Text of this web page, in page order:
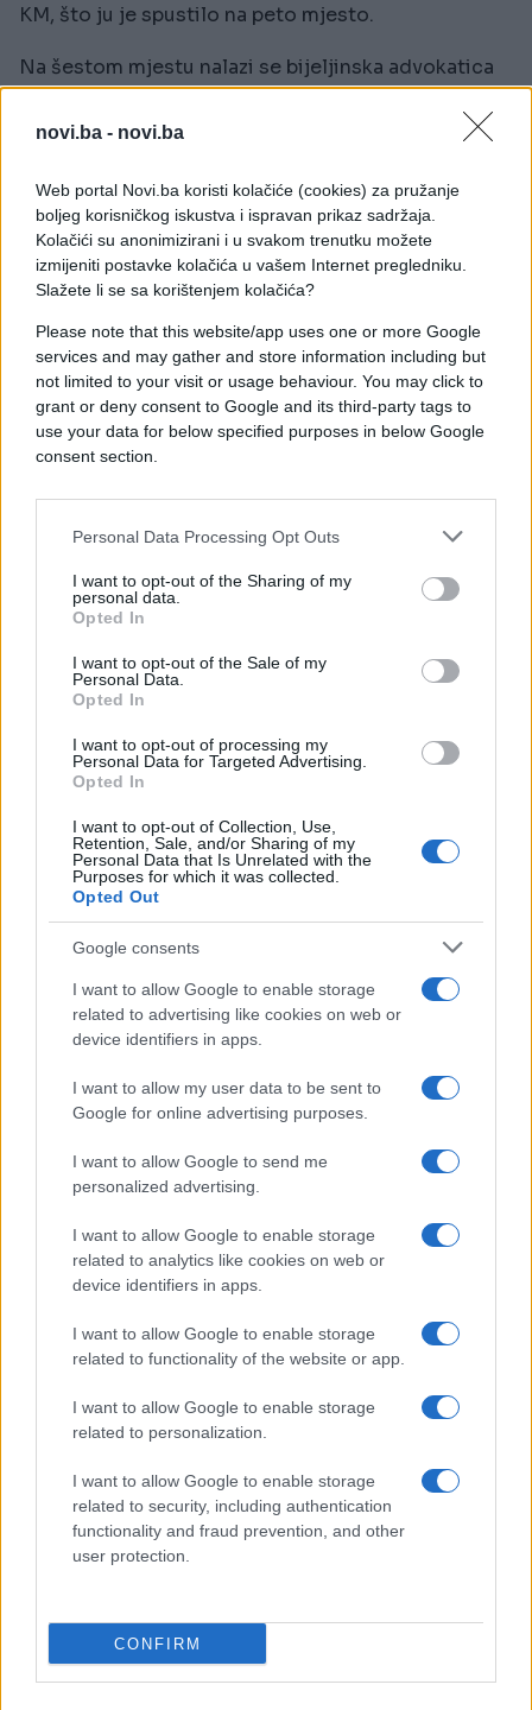
novi.ba - novi.ba
Web portal Novi.ba koristi kolačiće (cookies) za pružanje
boljeg korisničkog iskustva i ispravan prikaz sadržaja.
Kolačići su anonimizirani i u svakom trenutku možete
izmijeniti postavke kolačića u vašem Internet pregledniku.
Slažete li se sa korištenjem kolačića?
Please note that this website/app uses one or more Google
services and may gather and store information including but
not limited to your visit or usage behaviour. You may click to
grant or deny consent to Google and its third-party tags to
use your data for below specified purposes in below Google
consent section.
Personal Data Processing Opt Outs
I want to opt-out of the Sharing of my
personal data.
Opted In
I want to opt-out of the Sale of my
Personal Data.
Opted In
I want to opt-out of processing my
Personal Data for Targeted Advertising.
Opted In
I want to opt-out of Collection, Use,
Retention, Sale, and/or Sharing of my
Personal Data that Is Unrelated with the
Purposes for which it was collected.
Opted Out
Google consents
I want to allow Google to enable storage
related to advertising like cookies on web or
device identifiers in apps.
I want to allow my user data to be sent to
Google for online advertising purposes.
I want to allow Google to send me
personalized advertising.
I want to allow Google to enable storage
related to analytics like cookies on web or
device identifiers in apps.
I want to allow Google to enable storage
related to functionality of the website or app.
I want to allow Google to enable storage
related to personalization.
I want to allow Google to enable storage
related to security, including authentication
functionality and fraud prevention, and other
user protection.
CONFIRM
KM, što ju je spustilo na peto mjesto.
Na šestom mjestu nalazi se bijeljinska advokatica
Vesna Stevanović sa zaradom od 466.000 KM. Iako
je poboljšala rezultat u odnosu na prethodnu
Slijedi banjalučki advokat Miljkan Pucar sa 346.000
KM, znatno manje nego godinu ranije kada je imao
529.000 KM i bio drugi na listi.
je prošle godine imao dobit od 284.000 KM, dok je
ranije ostvarivao znatno više iznose – 360.000 KM,
odnosno 476.000 KM godinu prije toga.
Ko zatvara listu
Listu deset najplaćenijih advokata zatvaraju bivši
i bijeljinski advokat Miloš Stevanović, koji su prošle
godine zaradili po 87.000 KM.
Rakić je 2024. imao dobit od 267.000 KM, dok je
Stevanović godinu ranije imao 129.000 KM, a 2023.
Na kraju se navodi da veliki broj poznatih advokata
podaci o njihovim zaradama ostali nepotpuni.
#Advokati #zarada